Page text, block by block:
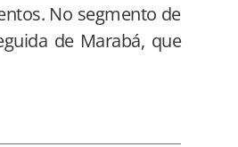
No segmento de
de Marabá, que